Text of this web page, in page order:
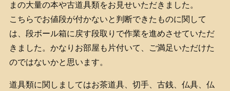
まの大量の本や古道具類をお見せいただきました。
こちらでお値段が付かないと判断できたものに関して
は、段ボール箱に戻す段取りで作業を進めさせていただ
きました。かなりお部屋も片付いて、ご満足いただけた
のではないかと思います。
道具類に関しましてはお茶道具、切手、古銭、仏具、仏